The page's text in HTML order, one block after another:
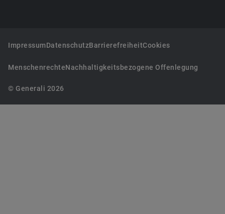
ImpressumDatenschutzBarrierefreiheitCookies
MenschenrechteNachhaltigkeitsbezogene Offenlegung
© Generali 2026